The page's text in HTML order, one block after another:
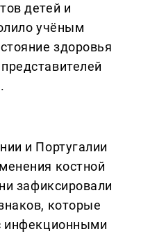
детей и
учёным
здоровья
и Португалии
костной
зафиксировали
которые
инфекционными